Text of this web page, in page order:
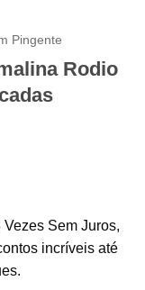
Pingente
Rodio
Sem Juros,
incríveis até